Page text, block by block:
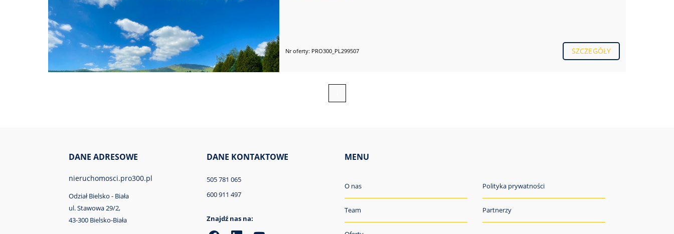
Nr oferty: PRO300_PL299507 SZCZEGÓŁY
DANE ADRESOWE
nieruchomosci.pro300.pl
Odział Bielsko - Biała
ul. Stawowa 29/2,
43-300 Bielsko-Biała
DANE KONTAKTOWE
505 781 065
600 911 497
Znajdź nas na:
MENU
O nas
Team
Polityka prywatności
Partnerzy